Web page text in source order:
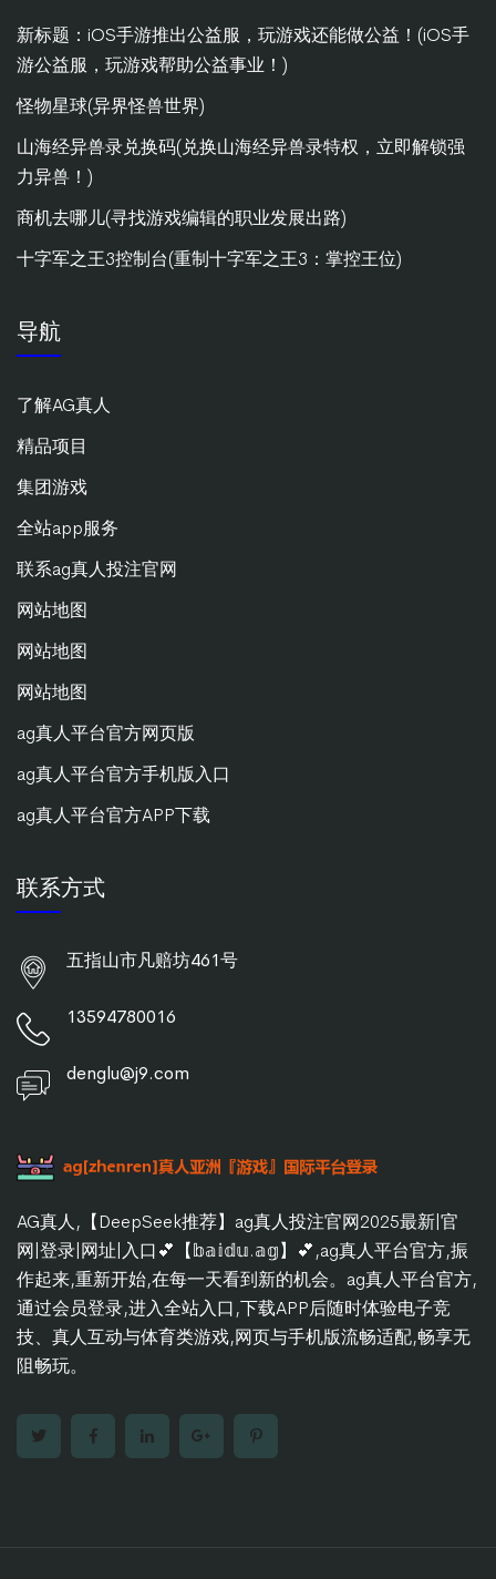
新标题：iOS手游推出公益服，玩游戏还能做公益！(iOS手
游公益服，玩游戏帮助公益事业！)
怪物星球(异界怪兽世界)
山海经异兽录兑换码(兑换山海经异兽录特权，立即解锁强
力异兽！)
商机去哪儿(寻找游戏编辑的职业发展出路)
十字军之王3控制台(重制十字军之王3：掌控王位)
导航
了解AG真人
精品项目
集团游戏
全站app服务
联系ag真人投注官网
网站地图
网站地图
网站地图
ag真人平台官方网页版
ag真人平台官方手机版入口
ag真人平台官方APP下载
联系方式
五指山市凡赔坊461号
13594780016
denglu@j9.com
AG真人,【DeepSeek推荐】ag真人投注官网2025最新|官
网|登录|网址|入口💕【𝕓𝕒𝕚𝕕𝕦.𝕒𝕘】💕,ag真人平台官方,振
作起来,重新开始,在每一天看到新的机会。ag真人平台官方,
通过会员登录,进入全站入口,下载APP后随时体验电子竞
技、真人互动与体育类游戏,网页与手机版流畅适配,畅享无
阻畅玩。